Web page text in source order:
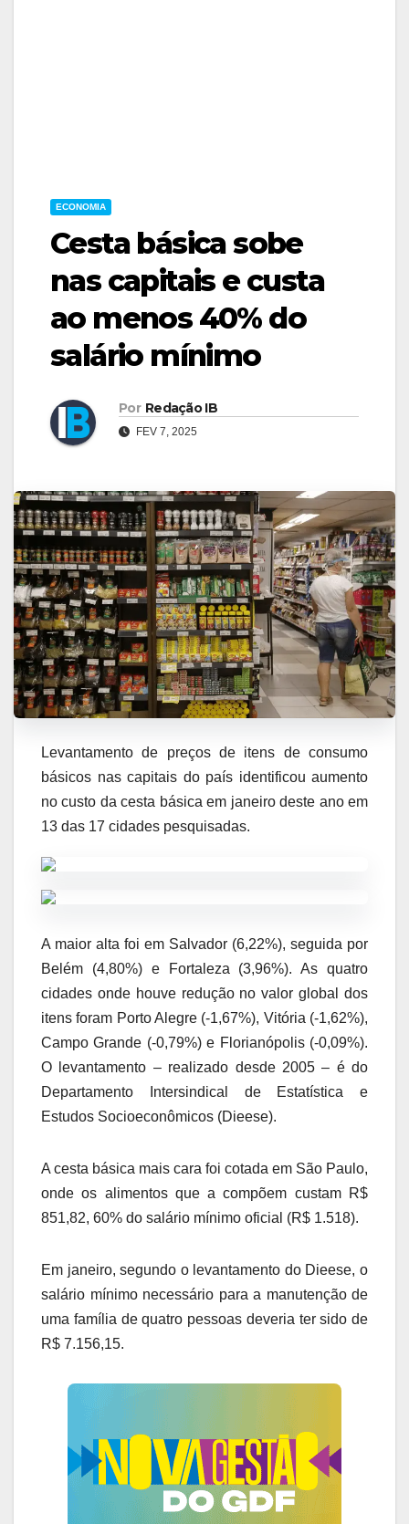
ECONOMIA
Cesta básica sobe
nas capitais e custa
ao menos 40% do
salário mínimo
Por Redação IB
FEV 7, 2025
Levantamento de preços de itens de consumo
básicos nas capitais do país identificou aumento
no custo da cesta básica em janeiro deste ano em
13 das 17 cidades pesquisadas.
A maior alta foi em Salvador (6,22%), seguida por
Belém (4,80%) e Fortaleza (3,96%). As quatro
cidades onde houve redução no valor global dos
itens foram Porto Alegre (-1,67%), Vitória (-1,62%),
Campo Grande (-0,79%) e Florianópolis (-0,09%).
O levantamento – realizado desde 2005 – é do
Departamento Intersindical de Estatística e
Estudos Socioeconômicos (Dieese).
A cesta básica mais cara foi cotada em São Paulo,
onde os alimentos que a compõem custam R$
851,82, 60% do salário mínimo oficial (R$ 1.518).
Em janeiro, segundo o levantamento do Dieese, o
salário mínimo necessário para a manutenção de
uma família de quatro pessoas deveria ter sido de
R$ 7.156,15.